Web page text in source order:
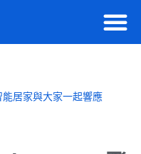
居家與大家一起響應